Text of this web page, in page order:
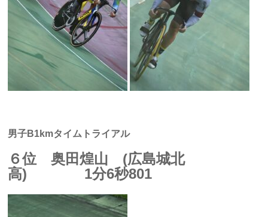
男子B1kmタイムトライアル
６位 奥田煌山 (広島城北
高) 1分6秒801